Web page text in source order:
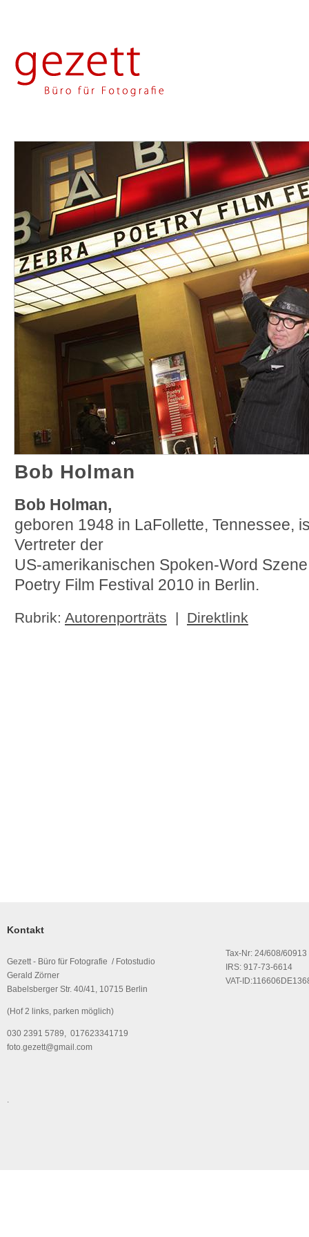
Bob Holman
Bob Holman,
geboren 1948 in LaFollette, Tennessee,
Vertreter der
US-amerikanischen Spoken-Word
Poetry Film Festival 2010 in Berlin.
Rubrik: Autorenporträts | Direktlink
Kontakt
Gezett - Büro für Fotografie / Fotostudio
Gerald Zörner
Babelsberger Str. 40/41, 10715 Berlin
(Hof 2 links, parken möglich)
030 2391 5789, 017623341719
foto.gezett@gmail.com
Tax-Nr: 24/608/60913
IRS: 917-73-6614
VAT-
.